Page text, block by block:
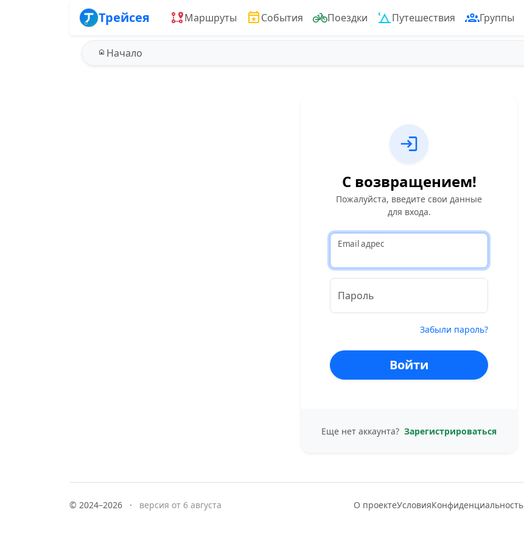
Трейсея Маршруты События Поездки Путешествия Группы
Начало
С возвращением!
Пожалуйста, введите свои данные
для входа.
Email адрес
Пароль
Забыли пароль?
Войти
Еще нет аккаунта? Зарегистрироваться
© 2024–2026 · версия от 6 августа О проектеУсловияКонфиденциальность